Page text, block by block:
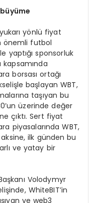
yönlü fiyat
önemli futbol
yaptığı sponsorluk
kapsamında
borsası ortağı
başlayan WBT,
taşıyan bu
üzerinde değer
çıktı. Sert fiyat
piyasalarında WBT,
ilk günden bu
ve yatay bir
Volodymyr
WhiteBIT’in
ve web3